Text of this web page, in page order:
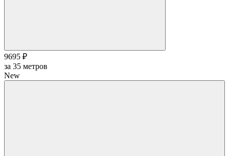
9695 ₽
за 35 метров
New